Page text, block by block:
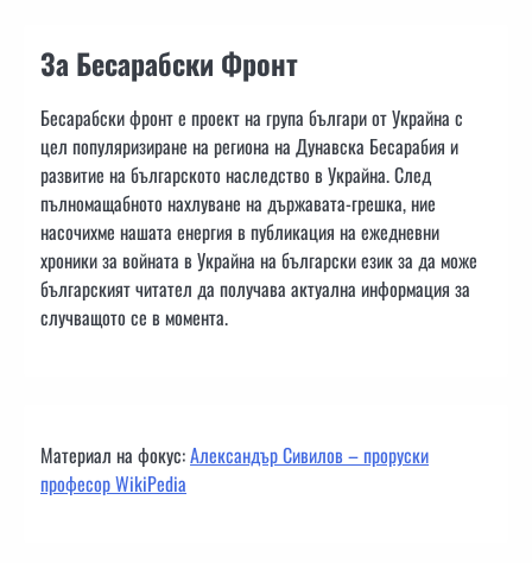
За Бесарабски Фронт
Бесарабски фронт е проект на група българи от Украйна с
цел популяризиране на региона на Дунавска Бесарабия и
развитие на българското наследство в Украйна. След
пълномащабното нахлуване на държавата-грешка, ние
насочихме нашата енергия в публикация на ежедневни
хроники за войната в Украйна на български език за да може
българският читател да получава актуална информация за
случващото се в момента.
Материал на фокус:Александър Сивилов – проруски
професор WikiPedia